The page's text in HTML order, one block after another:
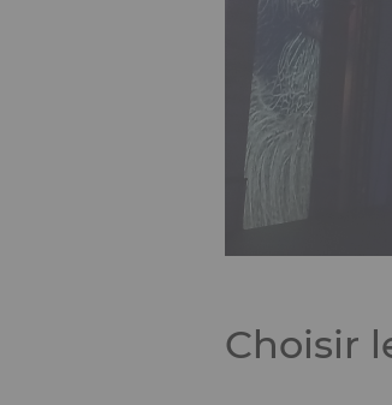
Choisir